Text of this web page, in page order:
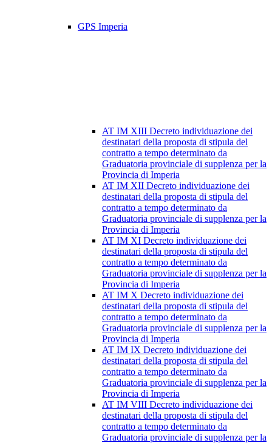
GPS Imperia
AT IM XIII Decreto individuazione dei
destinatari della proposta di stipula del
contratto a tempo determinato da
Graduatoria provinciale di supplenza per la
Provincia di Imperia
AT IM XII Decreto individuazione dei
destinatari della proposta di stipula del
contratto a tempo determinato da
Graduatoria provinciale di supplenza per la
Provincia di Imperia
AT IM XI Decreto individuazione dei
destinatari della proposta di stipula del
contratto a tempo determinato da
Graduatoria provinciale di supplenza per la
Provincia di Imperia
AT IM X Decreto individuazione dei
destinatari della proposta di stipula del
contratto a tempo determinato da
Graduatoria provinciale di supplenza per la
Provincia di Imperia
AT IM IX Decreto individuazione dei
destinatari della proposta di stipula del
contratto a tempo determinato da
Graduatoria provinciale di supplenza per la
Provincia di Imperia
AT IM VIII Decreto individuazione dei
destinatari della proposta di stipula del
contratto a tempo determinato da
Graduatoria provinciale di supplenza per la